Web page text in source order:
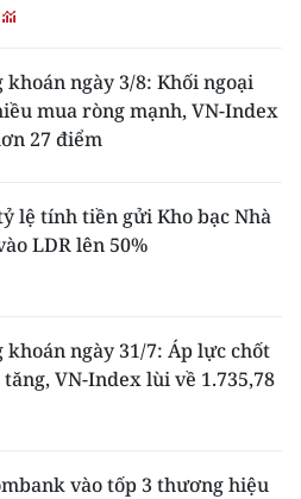
khoán ngày 3/8: Khối ngoại
mua ròng mạnh, VN-Index
27 điểm
lệ tính tiền gửi Kho bạc Nhà
LDR lên 50%
khoán ngày 31/7: Áp lực chốt
VN-Index lùi về 1.735,78
vào tốp 3 thương hiệu